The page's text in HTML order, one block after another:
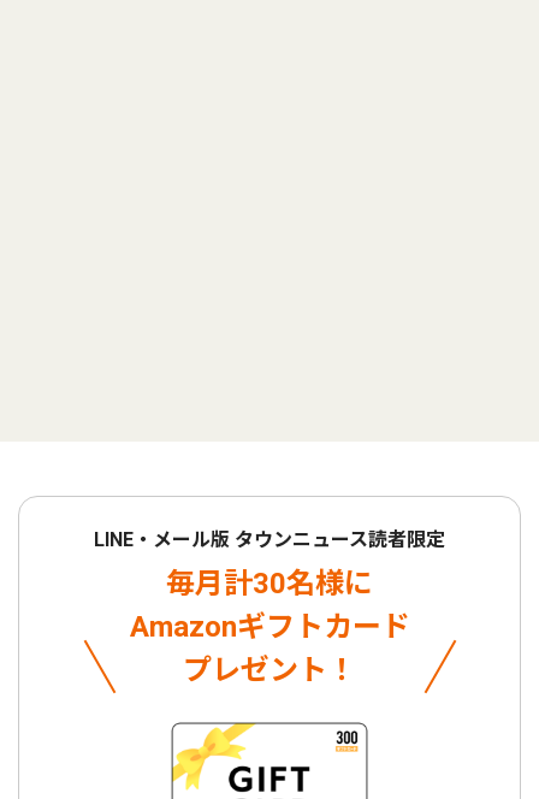
LINE・メール版 タウンニュース読者限定
毎月計30名様に
Amazonギフトカード
プレゼント！